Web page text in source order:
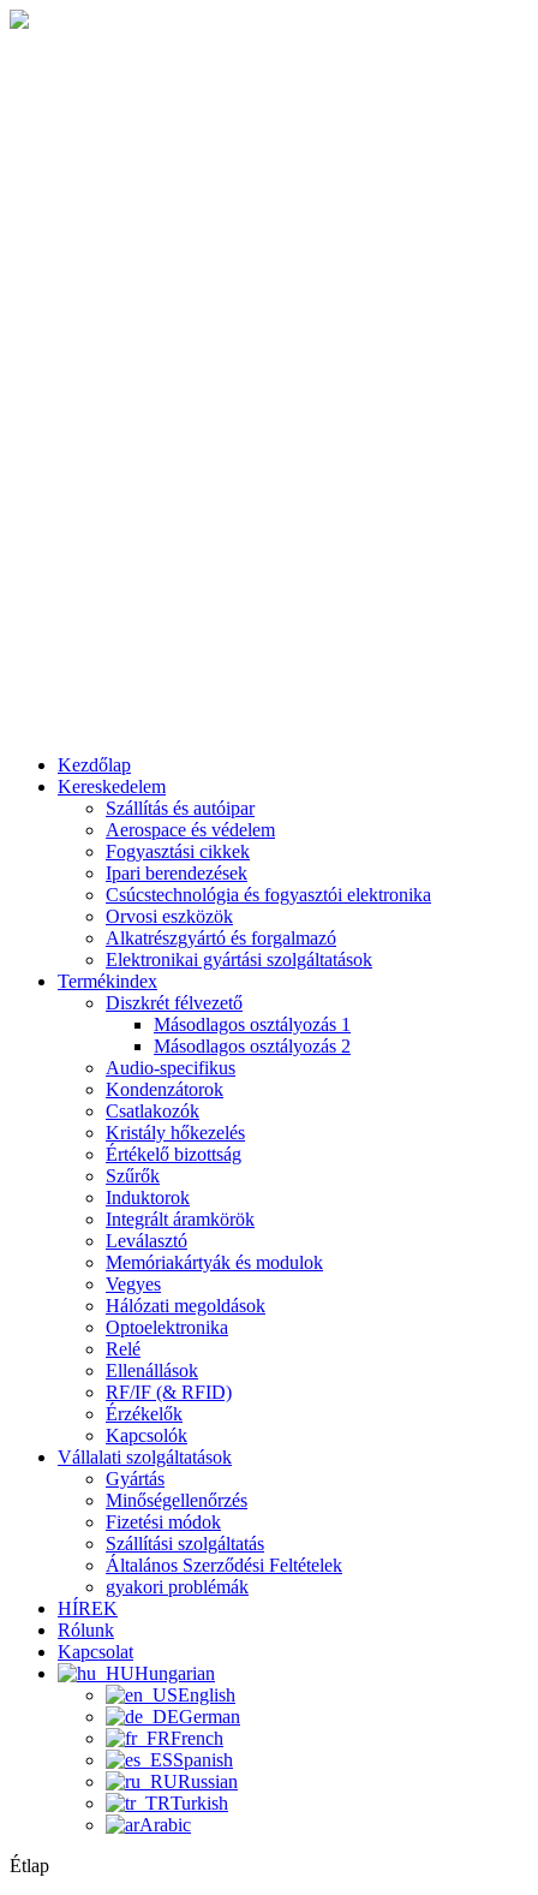
Kezdőlap
Kereskedelem
Szállítás és autóipar
Aerospace és védelem
Fogyasztási cikkek
Ipari berendezések
Csúcstechnológia és fogyasztói elektronika
Orvosi eszközök
Alkatrészgyártó és forgalmazó
Elektronikai gyártási szolgáltatások
Termékindex
Diszkrét félvezető
Másodlagos osztályozás 1
Másodlagos osztályozás 2
Audio-specifikus
Kondenzátorok
Csatlakozók
Kristály hőkezelés
Értékelő bizottság
Szűrők
Induktorok
Integrált áramkörök
Leválasztó
Memóriakártyák és modulok
Vegyes
Hálózati megoldások
Optoelektronika
Relé
Ellenállások
RF/IF (& RFID)
Érzékelők
Kapcsolók
Vállalati szolgáltatások
Gyártás
Minőségellenőrzés
Fizetési módok
Szállítási szolgáltatás
Általános Szerződési Feltételek
gyakori problémák
HÍREK
Rólunk
Kapcsolat
Hungarian
English
German
French
Spanish
Russian
Turkish
Arabic
Étlap